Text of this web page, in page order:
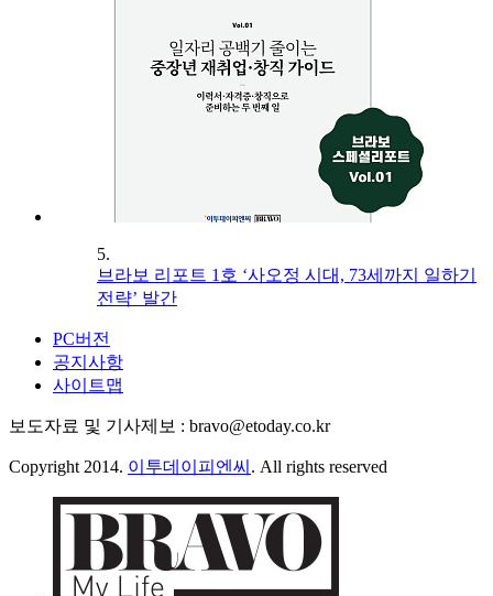
5.
브라보 리포트 1호 ‘사오정 시대, 73세까지 일하기
전략’ 발간
PC버전
공지사항
사이트맵
보도자료 및 기사제보 : bravo@etoday.co.kr
Copyright 2014. 이투데이피엔씨 . All rights reserved